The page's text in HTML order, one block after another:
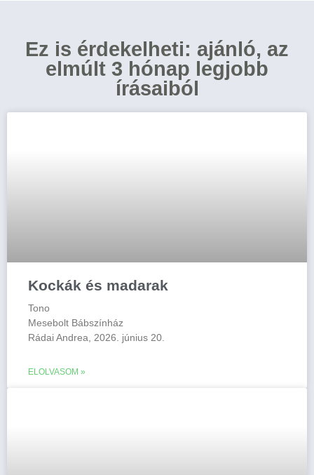
Ez is érdekelheti: ajánló, az
elmúlt 3 hónap legjobb
írásaiból
Kockák és madarak
Tono
Mesebolt Bábszínház
Rádai Andrea, 2026. június 20.
ELOLVASOM »